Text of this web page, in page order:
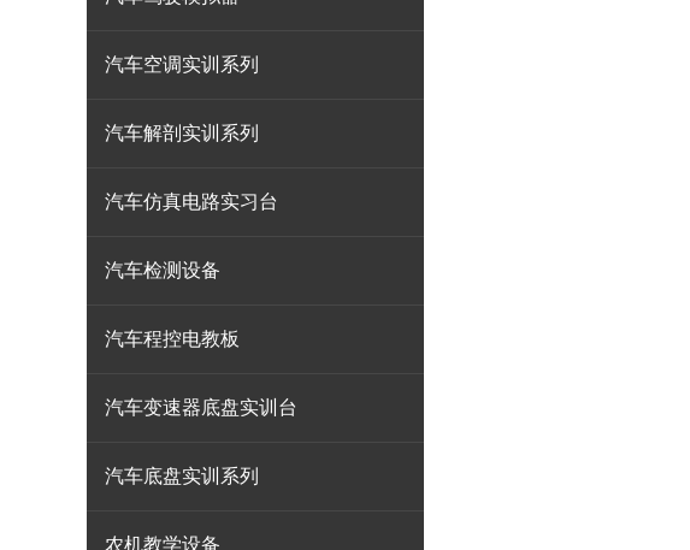
汽车空调实训系列
汽车解剖实训系列
汽车仿真电路实习台
汽车检测设备
汽车程控电教板
汽车变速器底盘实训台
汽车底盘实训系列
农机教学设备